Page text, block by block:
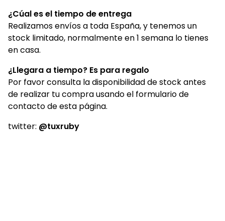
¿Cúal es el tiempo de entrega
Realizamos envíos a toda España, y tenemos un
stock limitado, normalmente en 1 semana lo tienes
en casa.
¿Llegara a tiempo? Es para regalo
Por favor consulta la disponibilidad de stock antes
de realizar tu compra usando el formulario de
contacto de esta página.
twitter: @tuxruby